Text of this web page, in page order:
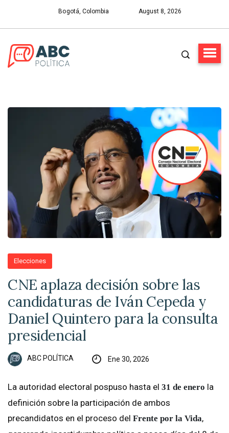
Bogotá, Colombia August 8, 2026
Elecciones
CNE aplaza decisión sobre las
candidaturas de Iván Cepeda y
Daniel Quintero para la consulta
presidencial
ABC POLÍTICA Ene 30, 2026
La autoridad electoral pospuso hasta el 31 de enero la
definición sobre la participación de ambos
precandidatos en el proceso del Frente por la Vida,